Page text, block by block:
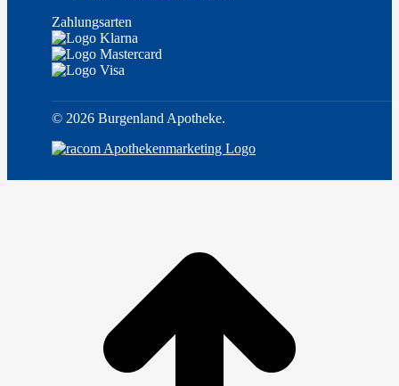
Zahlungsarten
© 2026 Burgenland Apotheke.